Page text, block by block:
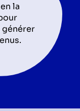
la